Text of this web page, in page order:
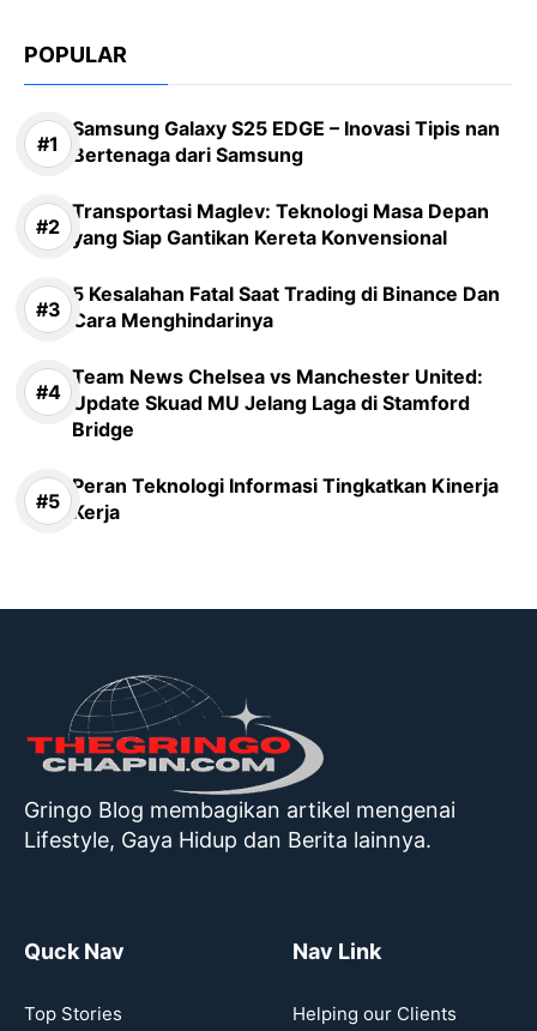
POPULAR
Samsung Galaxy S25 EDGE – Inovasi Tipis nan
Bertenaga dari Samsung
Transportasi Maglev: Teknologi Masa Depan
yang Siap Gantikan Kereta Konvensional
5 Kesalahan Fatal Saat Trading di Binance Dan
Cara Menghindarinya
Team News Chelsea vs Manchester United:
Update Skuad MU Jelang Laga di Stamford
Bridge
Peran Teknologi Informasi Tingkatkan Kinerja
Kerja
Gringo Blog membagikan artikel mengenai
Lifestyle, Gaya Hidup dan Berita lainnya.
Quck Nav
Top Stories
Nav Link
Helping our Clients